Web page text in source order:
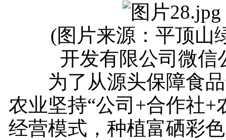
(图片来源：平顶山
开发有限公司微信
为了从源头保障食品
农业坚持“公司+合作社+
经营模式，种植富硒彩